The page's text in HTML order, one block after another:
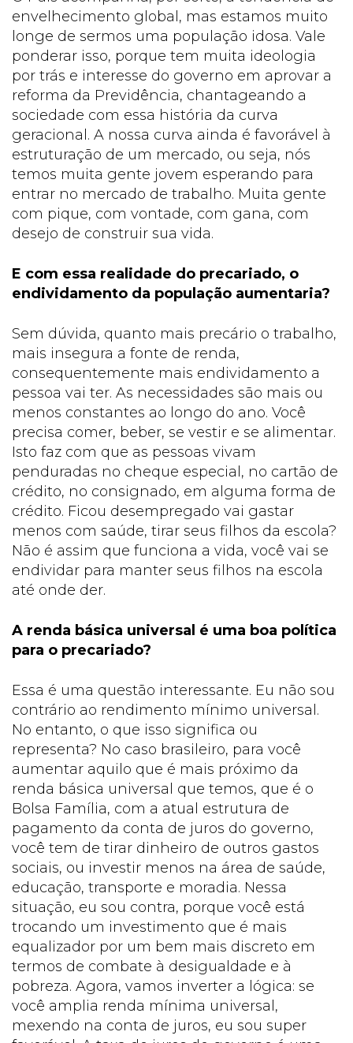
envelhecimento global, mas estamos muito
longe de sermos uma população idosa. Vale
ponderar isso, porque tem muita ideologia
por trás e interesse do governo em aprovar a
reforma da Previdência, chantageando a
sociedade com essa história da curva
geracional. A nossa curva ainda é favorável à
estruturação de um mercado, ou seja, nós
temos muita gente jovem esperando para
entrar no mercado de trabalho. Muita gente
com pique, com vontade, com gana, com
desejo de construir sua vida.
E com essa realidade do precariado, o
endividamento da população aumentaria?
Sem dúvida, quanto mais precário o trabalho,
mais insegura a fonte de renda,
consequentemente mais endividamento a
pessoa vai ter. As necessidades são mais ou
menos constantes ao longo do ano. Você
precisa comer, beber, se vestir e se alimentar.
Isto faz com que as pessoas vivam
penduradas no cheque especial, no cartão de
crédito, no consignado, em alguma forma de
crédito. Ficou desempregado vai gastar
menos com saúde, tirar seus filhos da escola?
Não é assim que funciona a vida, você vai se
endividar para manter seus filhos na escola
até onde der.
A renda básica universal é uma boa política
para o precariado?
Essa é uma questão interessante. Eu não sou
contrário ao rendimento mínimo universal.
No entanto, o que isso significa ou
representa? No caso brasileiro, para você
aumentar aquilo que é mais próximo da
renda básica universal que temos, que é o
Bolsa Família, com a atual estrutura de
pagamento da conta de juros do governo,
você tem de tirar dinheiro de outros gastos
sociais, ou investir menos na área de saúde,
educação, transporte e moradia. Nessa
situação, eu sou contra, porque você está
trocando um investimento que é mais
equalizador por um bem mais discreto em
termos de combate à desigualdade e à
pobreza. Agora, vamos inverter a lógica: se
você amplia renda mínima universal,
mexendo na conta de juros, eu sou super